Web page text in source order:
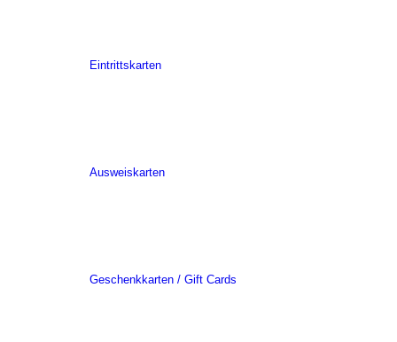
Eintrittskarten
Ausweiskarten
Geschenkkarten / Gift Cards